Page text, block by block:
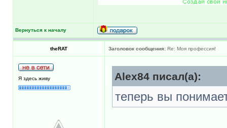
Вернуться к началу
theRAT Заголовок сообщения: Re: Моя профессия!
Я здесь живу Alex84 писал(а):
теперь вы